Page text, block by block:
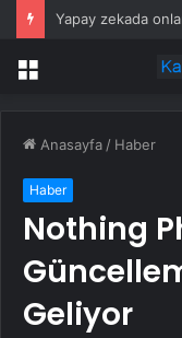
Menü
Anasayfa / Haber
Haber
Nothing
Geliyor